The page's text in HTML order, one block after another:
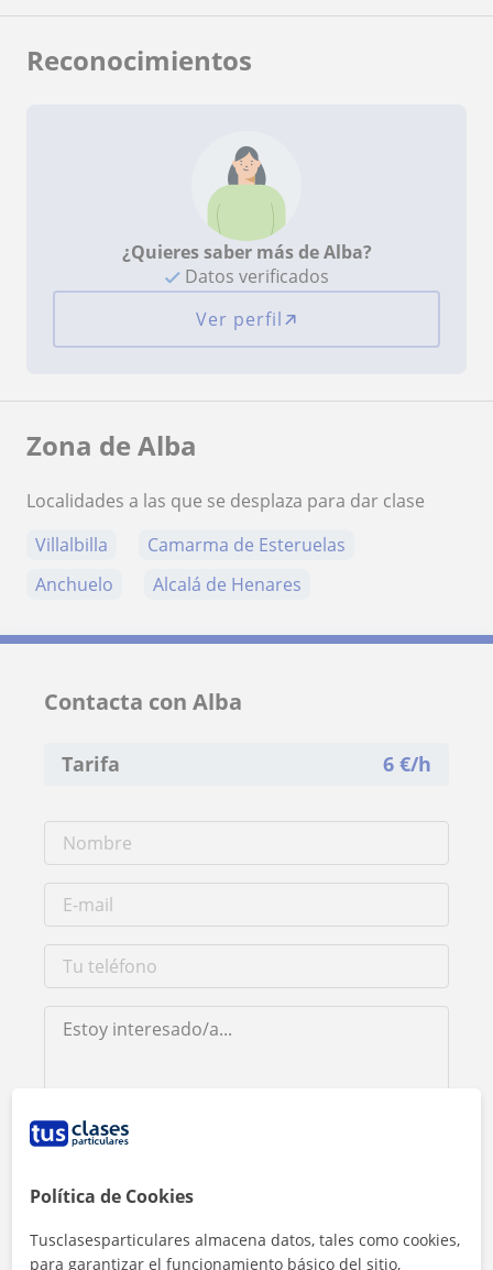
Reconocimientos
¿Quieres saber más de Alba?
Datos verificados
Ver perfil
Zona de Alba
Localidades a las que se desplaza para dar clase
Villalbilla
Camarma de Esteruelas
Anchuelo
Alcalá de Henares
Contacta con Alba
Tarifa 6 €/h
Al hacer clic, aceptas nuestro
Política de Cookies
Tusclasesparticulares almacena datos, tales como cookies,
para garantizar el funcionamiento básico del sitio,